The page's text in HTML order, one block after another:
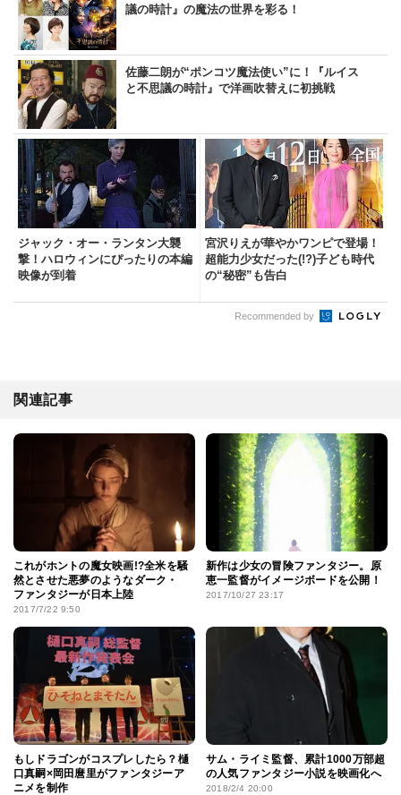
議の時計』の魔法の世界を彩る！
佐藤二朗が“ポンコツ魔法使い”に！『ルイス
と不思議の時計』で洋画吹替えに初挑戦
ジャック・オー・ランタン大襲
撃！ハロウィンにぴったりの本編
映像が到着
宮沢りえが華やかワンピで登場！
超能力少女だった(!?)子ども時代
の“秘密”も告白
Recommended by
関連記事
これがホントの魔女映画!?全米を騒
然とさせた悪夢のようなダーク・
ファンタジーが日本上陸
2017/7/22 9:50
新作は少女の冒険ファンタジー。原
恵一監督がイメージボードを公開！
2017/10/27 23:17
もしドラゴンがコスプレしたら？樋
口真嗣×岡田麿里がファンタジーア
ニメを制作
サム・ライミ監督、累計1000万部超
の人気ファンタジー小説を映画化へ
2018/2/4 20:00